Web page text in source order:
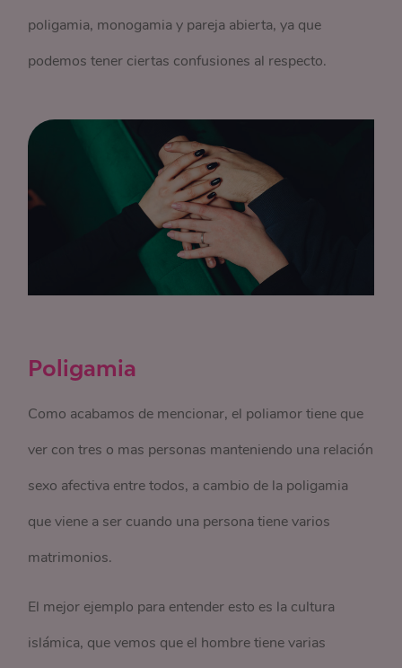
poligamia, monogamia y pareja abierta, ya que
podemos tener ciertas confusiones al respecto.
Poligamia
Como acabamos de mencionar, el poliamor tiene que
ver con tres o mas personas manteniendo una relación
sexo afectiva entre todos, a cambio de la poligamia
que viene a ser cuando una persona tiene varios
matrimonios.
El mejor ejemplo para entender esto es la cultura
islámica, que vemos que el hombre tiene varias